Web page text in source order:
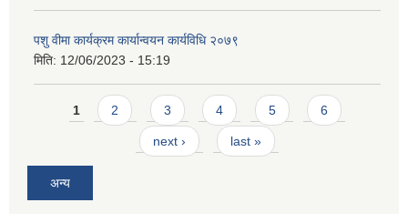
पशु वीमा कार्यक्रम कार्यान्वयन कार्यविधि २०७९
मिति: 12/06/2023 - 15:19
Pages
1 2 3 4 5 6
next › last »
अन्य